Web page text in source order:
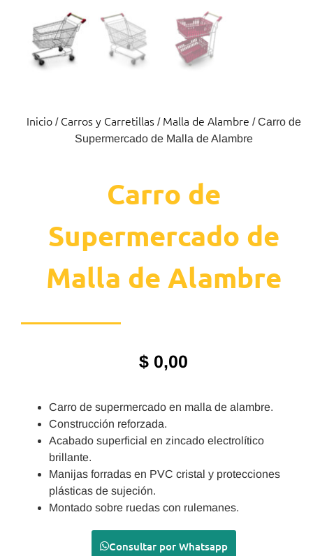
Inicio/ Carros y Carretillas/ Malla de Alambre / Carro de
Supermercado de Malla de Alambre
Carro de
Supermercado de
Malla de Alambre
$ 0,00
Carro de supermercado en malla de alambre.
Construcción reforzada.
Acabado superficial en zincado electrolítico
brillante.
Manijas forradas en PVC cristal y protecciones
plásticas de sujeción.
Montado sobre ruedas con rulemanes.
Consultar por Whatsapp